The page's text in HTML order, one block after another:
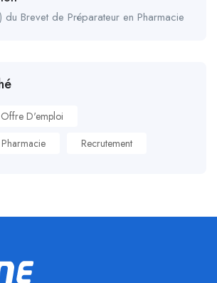
du Brevet de Préparateur en Pharmacie
Offre D'emploi
Recrutement